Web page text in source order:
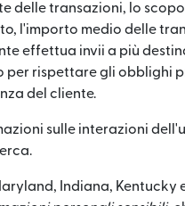
delle transazioni, lo
l'importo medio delle
effettua invii a più
rispettare gli obblighi
del cliente.
sulle interazioni
Indiana, Kentucky